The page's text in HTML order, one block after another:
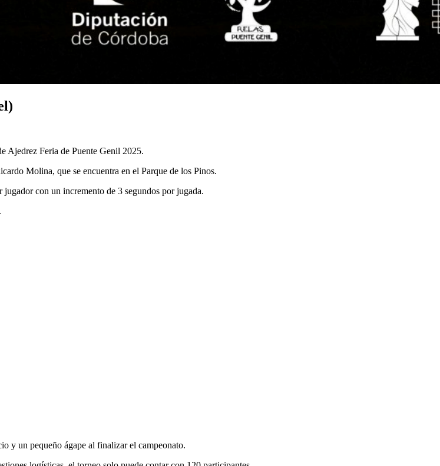
Ajedrez Feria de Puente Genil 2025.
Molina, que se encuentra en el Parque de los Pinos.
con un incremento de 3 segundos por jugada.
y un pequeño ágape al finalizar el campeonato.